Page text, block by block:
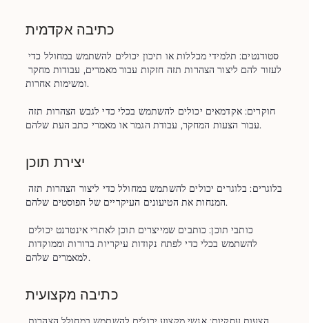
כתיבה אקדמית
ומשימות אחרות.
עבור הצעות המחקר, עבודת הגמר או מאמרי כתב העת שלהם.
יצירת תוכן
המנחות את הטיעונים העיקריים של הפוסטים שלהם.
למאמרים שלהם.
כתיבה מקצועית